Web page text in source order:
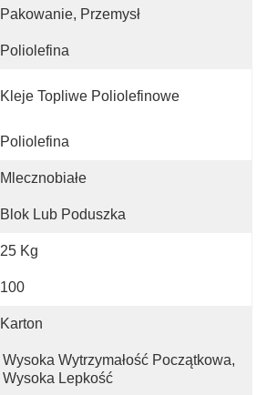
Pakowanie, Przemysł
Poliolefina
Kleje Topliwe Poliolefinowe
Poliolefina
Mlecznobiałe
Blok Lub Poduszka
25 Kg
100
Karton
Wysoka Wytrzymałość Początkowa,
Wysoka Lepkość